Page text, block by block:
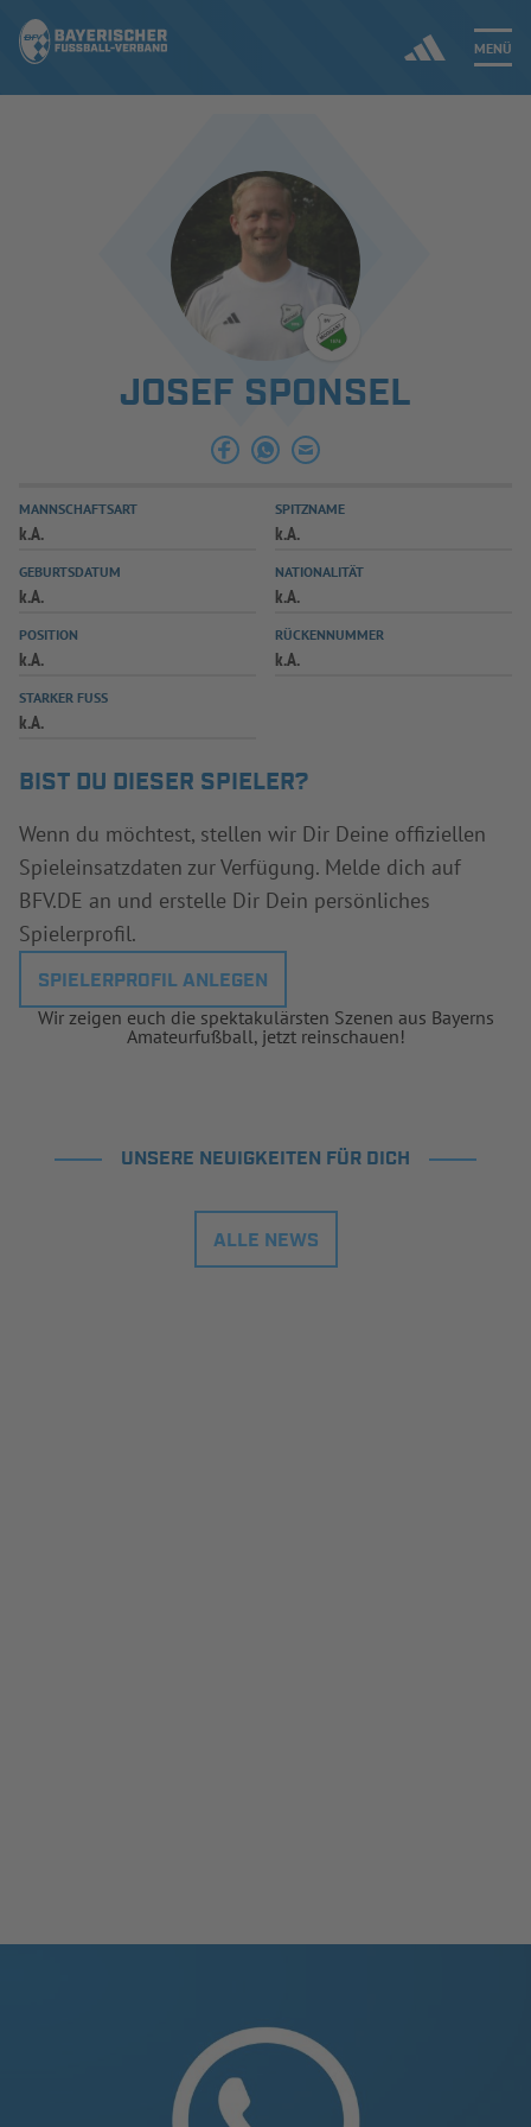
MENÜ
ERGEBNISSE & WETTBEWERBE
SPIELBETRIEB & VERBANDSLEBEN
AUSBILDUNG & FÖRDERUNG
SPIELPLUS
JOSEF SPONSEL
MANNSCHAFTSART
k.A.
SPITZNAME
k.A.
GEBURTSDATUM
k.A.
NATIONALITÄT
k.A.
POSITION
k.A.
RÜCKENNUMMER
k.A.
STARKER FUSS
k.A.
BIST DU DIESER SPIELER?
Wenn du möchtest, stellen wir Dir Deine offiziellen
Spieleinsatzdaten zur Verfügung. Melde dich auf
BFV.DE an und erstelle Dir Dein persönliches
Spielerprofil.
SPIELERPROFIL ANLEGEN
Wir zeigen euch die spektakulärsten Szenen aus Bayerns
Amateurfußball, jetzt reinschauen!
UNSERE NEUIGKEITEN FÜR DICH
ALLE NEWS